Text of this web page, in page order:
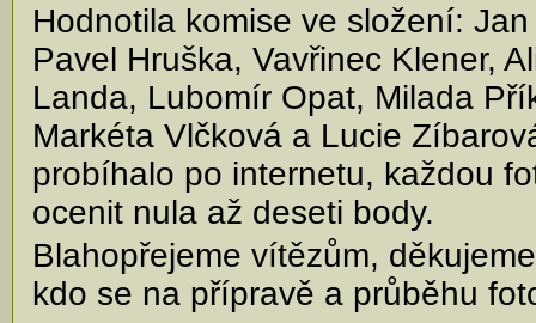
Hodnotila komise ve složení:
Pavel Hruška, Vavřinec Klener,
Landa, Lubomír Opat, Milada
Markéta Vlčková a Lucie
probíhalo po internetu, každou
ocenit nula až deseti body.
Blahopřejeme vítězům,
kdo se na přípravě a průběhu